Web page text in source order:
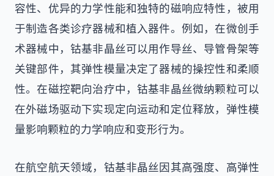
容性、优异的力学性能和独特的磁响应特性，被用
于制造各类诊疗器械和植入器件。例如，在微创手
术器械中，钴基非晶丝可以用作导丝、导管骨架等
关键部件，其弹性模量决定了器械的操控性和柔顺
性。在磁控靶向治疗中，钴基非晶丝微纳颗粒可以
在外磁场驱动下实现定向运动和定位释放，弹性模
量影响颗粒的力学响应和变形行为。
在航空航天领域，钴基非晶丝因其高强度、高弹性